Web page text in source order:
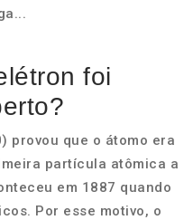
foi
provou que o átomo era
partícula atômica a
em 1887 quando
Por esse motivo, o